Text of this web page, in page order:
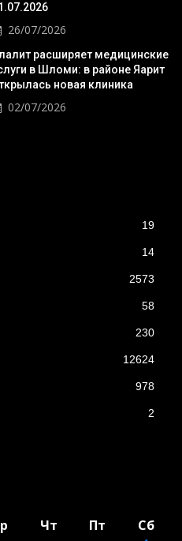
26/07/2026
расширяет медицинские
в Шломи: в районе Яарит
новая клиника
02/07/2026
19
14
2573
58
230
12624
978
2
Чт Пт
Сб